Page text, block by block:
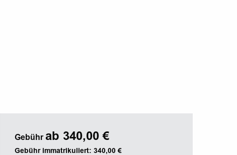
Gebühr ab 340,00 €
Gebühr immatrikuliert: 340,00 €